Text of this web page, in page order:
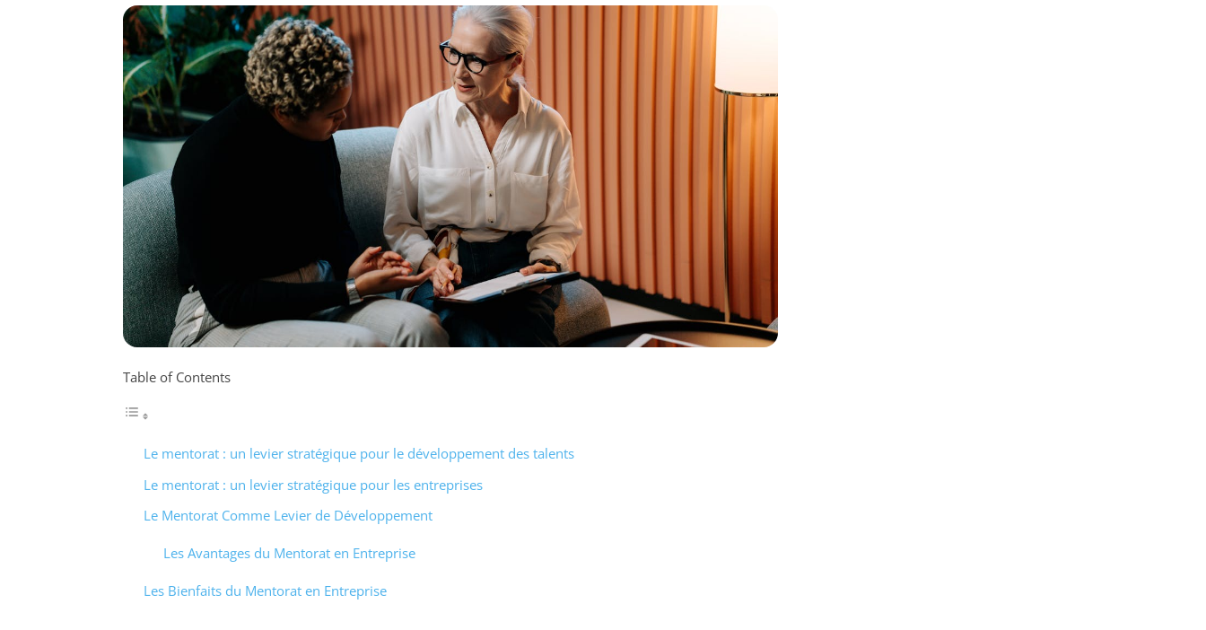
Table of Contents
Le mentorat : un levier stratégique pour le développement des talents
Le mentorat : un levier stratégique pour les entreprises
Le Mentorat Comme Levier de Développement
Les Avantages du Mentorat en Entreprise
Les Bienfaits du Mentorat en Entreprise